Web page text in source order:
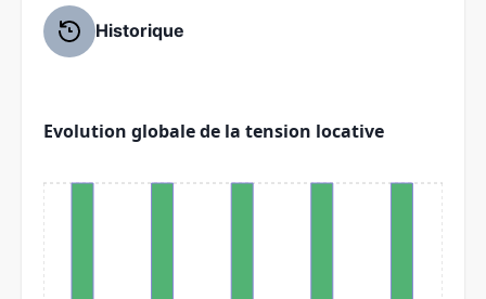
Historique
Evolution globale de la tension locative